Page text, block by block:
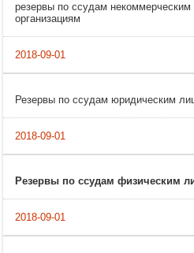
резервы по ссудам некоммерческим
организациям
Резервы по ссудам юридическим
Резервы по ссудам физическим